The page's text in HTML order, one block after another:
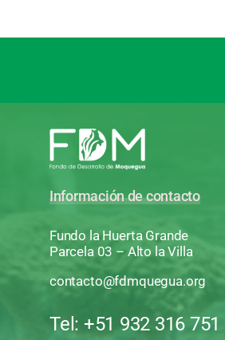
Información de contacto
Fundo la Huerta Grande
Parcela 03 – Alto la Villa
contacto@fdmquegua.org
Tel: +51 932 316 751